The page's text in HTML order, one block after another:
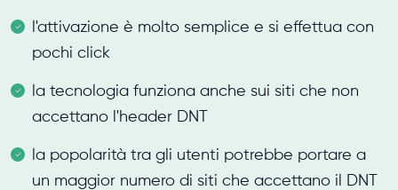
l'attivazione è molto semplice e si effettua con
pochi click
la tecnologia funziona anche sui siti che non
accettano l'header DNT
la popolarità tra gli utenti potrebbe portare a
un maggior numero di siti che accettano il DNT